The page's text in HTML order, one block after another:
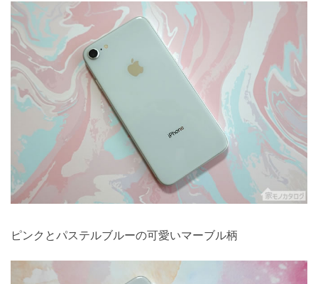
ピンクとパステルブルーの可愛いマーブル柄